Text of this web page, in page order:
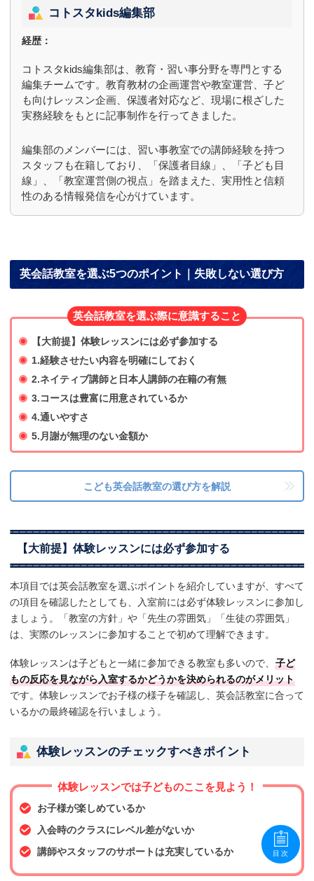
コトスタkids編集部
経歴：
コトスタkids編集部は、教育・習い事分野を専門とする
編集チームです。教育教材の企画運営や教室運営、子ど
も向けレッスン企画、保護者対応など、現場に根ざした
実務経験をもとに記事制作を行ってきました。
編集部のメンバーには、習い事教室での講師経験を持つ
スタッフも在籍しており、「保護者目線」、「子ども目
線」、「教室運営側の視点」を踏まえた、実用性と信頼
性のある情報発信を心がけています。
英会話教室を選ぶ5つのポイント｜失敗しない選び方
英会話教室を選ぶ際に意識すること
【大前提】体験レッスンには必ず参加する
1.経験させたい内容を明確にしておく
2.ネイティブ講師と日本人講師の在籍の有無
3.コースは豊富に用意されているか
4.通いやすさ
5.月謝が無理のない金額か
こども英会話教室の選び方を解説
【大前提】体験レッスンには必ず参加する
本項目では英会話教室を選ぶポイントを紹介していますが、すべて
の項目を確認したとしても、入室前には必ず体験レッスンに参加し
ましょう。「教室の方針」や「先生の雰囲気」「生徒の雰囲気」
は、実際のレッスンに参加することで初めて理解できます。
体験レッスンは子どもと一緒に参加できる教室も多いので、 子ど
もの反応を見ながら入室するかどうかを決められるのがメリット
です。体験レッスンでお子様の様子を確認し、英会話教室に合って
いるかの最終確認を行いましょう。
体験レッスンのチェックすべきポイント
体験レッスンでは子どものここを見よう！
お子様が楽しめているか
入会時のクラスにレベル差がないか
講師やスタッフのサポートは充実しているか
目次